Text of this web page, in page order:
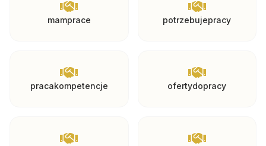
mamprace potrzebujepracy
pracakompetencje ofertydopracy